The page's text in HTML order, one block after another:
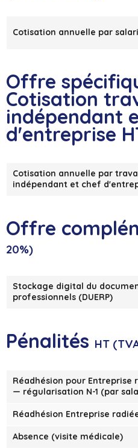
Cotisation annuelle par
Offre
Cotisation
indépendant
d'entreprise
Cotisation annuelle par
indépendant et chef
Offre
20%)
Stockage digital du
professionnels (DUERP)
Pénalités HT
Réadhésion pour Entreprise
— régularisation N-1 (par
Réadhésion Entreprise
Absence (visite médicale)